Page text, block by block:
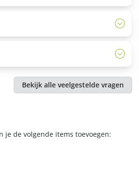
Hierna ga je zelf op pad zonder
houden. Op deze manier kunt u
in het bos.
Bekijk alle veelgestelde vragen
je de volgende items toevoegen:
Bedankt "